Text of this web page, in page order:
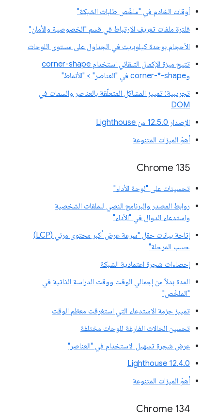
أوقات الخادم في "ملخّص طلبات الشبكة"
فلترة ملفات تعريف الارتباط في قسم "الخصوصية والأمان"
الأحجام بوحدة كيلوبايت في الجداول على مستوى اللوحات
تتيح ميزة الإكمال التلقائي استخدام corner-shape
وcorner-*-shape في "العناصر" > "الأنماط"
تجريبية: تمييز المشاكل المتعلّقة بالعناصر والسمات في
DOM
الإصدار 12.5.0 من Lighthouse
أهمّ الميزات المتنوعة
Chrome 135
تحسينات على "لوحة الأداء"
روابط المصدر والبرنامج النصي للملفات الشخصية
واستدعاء الدوال في "الأداء"
إتاحة بيانات حقل "سرعة عرض أكبر محتوى مرئي (LCP)
حسب المرحلة"
إحصاءات شجرة اعتمادية الشبكة
المدة بدلاً من إجمالي الوقت ووقت الدراسة الذاتية في
"الملخّص"
تمييز حزمة الاستدعاء التي استغرقت معظم الوقت
تحسين الحالات الفارغة للوحات مختلفة
عرض شجرة تسهيل الاستخدام في "العناصر"
‫Lighthouse 12.4.0
أهمّ الميزات المتنوعة
‫Chrome 134